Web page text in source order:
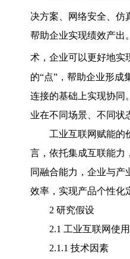
决方案、网络安全、仿
帮助企业实现绩效产出
术，企业可以更好地实
的“点”，帮助企业形成
连接的基础上实现协同
业在不同场景、不同状
工业互联网赋能的
言，依托集成互联能力
同融合能力，企业与产
效率，实现产品个性化
2 研究假设
2.1 工业互联网使
2.1.1 技术因素